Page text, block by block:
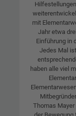
mit
Jahr etwa
Einführung in
Jedes Mal
haben alle viel
Thomas